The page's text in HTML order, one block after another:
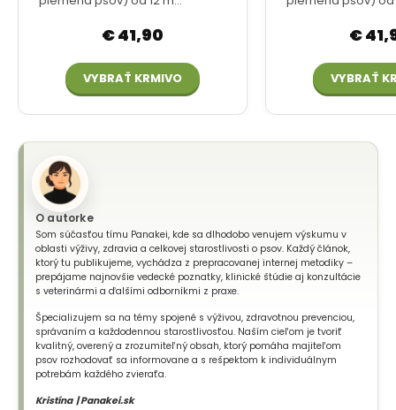
O autorke
Som súčasťou tímu Panakei, kde sa dlhodobo venujem výskumu v
oblasti výživy, zdravia a celkovej starostlivosti o psov. Každý článok,
ktorý tu publikujeme, vychádza z prepracovanej internej metodiky –
prepájame najnovšie vedecké poznatky, klinické štúdie aj konzultácie
s veterinármi a ďalšími odborníkmi z praxe.
Špecializujem sa na témy spojené s výživou, zdravotnou prevenciou,
správaním a každodennou starostlivosťou. Naším cieľom je tvoriť
kvalitný, overený a zrozumiteľný obsah, ktorý pomáha majiteľom
psov rozhodovať sa informovane a s rešpektom k individuálnym
potrebám každého zvieraťa.
Kristína | Panakei.sk